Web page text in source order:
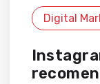
Digital